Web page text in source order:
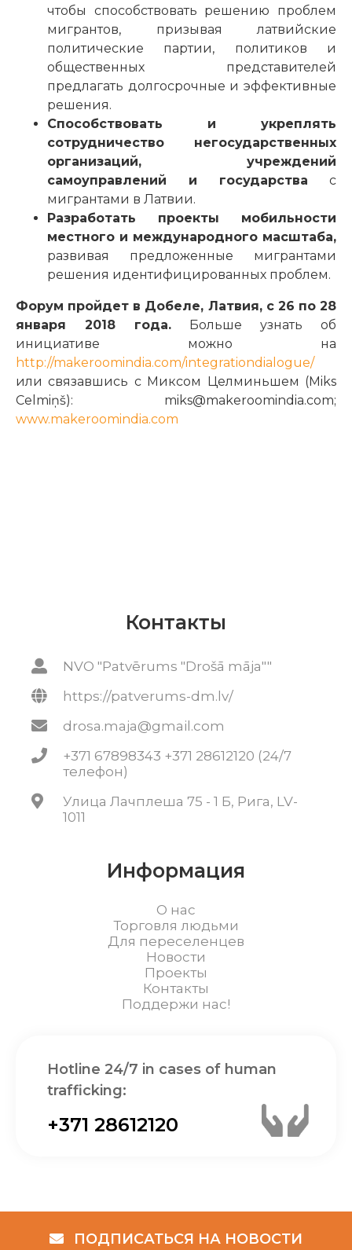
чтобы способствовать решению проблем
мигрантов, призывая латвийские
политические партии, политиков и
общественных представителей
предлагать долгосрочные и эффективные
решения.
Способствовать и укреплять
сотрудничество негосударственных
организаций, учреждений
самоуправлений и государства с
мигрантами в Латвии.
Разработать проекты мобильности
местного и международного масштаба,
развивая предложенные мигрантами
решения идентифицированных проблем.
Форум пройдет в Добеле, Латвия, с 26 по 28
января 2018 года. Больше узнать об
инициативе можно на
http://makeroomindia.com/integrationdialogue/
или связавшись с Миксом Целминьшем (Miks
Celmiņš): miks@makeroomindia.com;
www.makeroomindia.com
Контакты
NVO "Patvērums "Drošā māja""
https://patverums-dm.lv/
drosa.maja@gmail.com
+371 67898343 +371 28612120 (24/7
телефон)
Улица Лачплеша 75 - 1 Б, Рига, LV-
1011
Информация
О нас
Торговля людьми
Для переселенцев
Новости
Проекты
Контакты
Поддержи нас!
Hotline 24/7 in cases of human
trafficking:
+371 28612120
ПОДПИСАТЬСЯ НА НОВОСТИ